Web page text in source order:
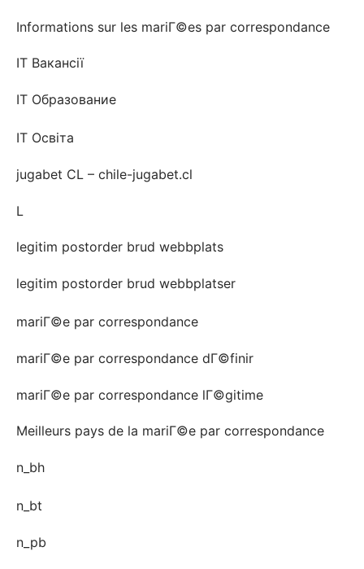
Informations sur les mariГ©es par correspondance
IT Вакансії
IT Образование
IT Освіта
jugabet CL – chile-jugabet.cl
L
legitim postorder brud webbplats
legitim postorder brud webbplatser
mariГ©e par correspondance
mariГ©e par correspondance dГ©finir
mariГ©e par correspondance lГ©gitime
Meilleurs pays de la mariГ©e par correspondance
n_bh
n_bt
n_pb